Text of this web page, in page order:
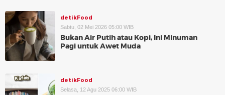
detikFood
Sabtu, 02 Mei 2026 05:00 WIB
Bukan Air Putih atau Kopi, Ini Minuman
Pagi untuk Awet Muda
detikFood
Selasa, 12 Agu 2025 06:00 WIB